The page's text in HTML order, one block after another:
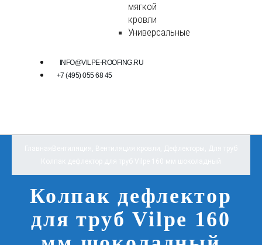
мягкой
кровли
Универсальные
INFO@VILPE-ROOFING.RU
+7 (495) 055 68 45
Колпак дефлектор
для труб Vilpe 160